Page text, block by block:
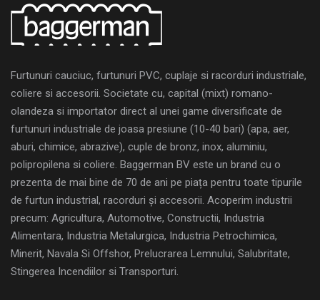
Furtunuri cauciuc, furtunuri PVC, cuplaje si racorduri industriale,
coliere si accesorii. Societate cu, capital (mixt) romano-
olandeza si importator direct al unei game diversificate de
furtunuri industriale de joasa presiune (10-40 bari) (apa, aer,
aburi, chimice, abrazive), cuple de bronz, inox, aluminiu,
polipropilena si coliere. Baggerman BV este un brand cu o
prezenta de mai bine de 70 de ani pe piața pentru toate tipurile
de furtun industrial, racorduri și accesorii. Acoperim industrii
precum: Agricultura, Automotive, Constructii, Industria
Alimentara, Industria Metalurgica, Industria Petrochimica,
Minerit, Navala Si Offshor, Prelucrarea Lemnului, Salubritate,
Stingerea Incendiilor si Transporturi.